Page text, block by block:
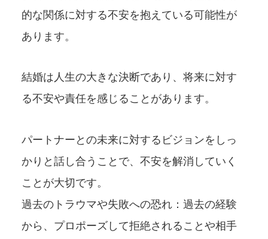
的な関係に対する不安を抱えている可能性が
あります。
結婚は人生の大きな決断であり、将来に対す
る不安や責任を感じることがあります。
パートナーとの未来に対するビジョンをしっ
かりと話し合うことで、不安を解消していく
ことが大切です。
過去のトラウマや失敗への恐れ：過去の経験
から、プロポーズして拒絶されることや相手